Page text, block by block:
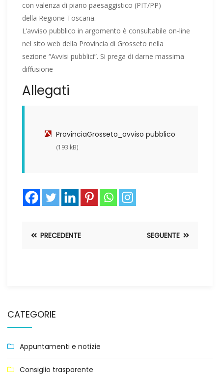
con valenza di piano paesaggistico (PIT/PP)
della Regione Toscana.
L’avviso pubblico in argomento è consultabile on-line
nel sito web della Provincia di Grosseto nella
sezione “Avvisi pubblici”. Si prega di darne massima
diffusione
Allegati
ProvinciaGrosseto_avviso pubblico
(193 kB)
PRECEDENTE SEGUENTE
CATEGORIE
Appuntamenti e notizie
Consiglio trasparente